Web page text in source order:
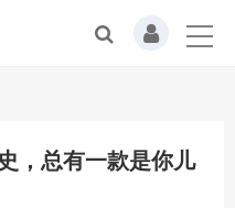
，总有一款是你儿